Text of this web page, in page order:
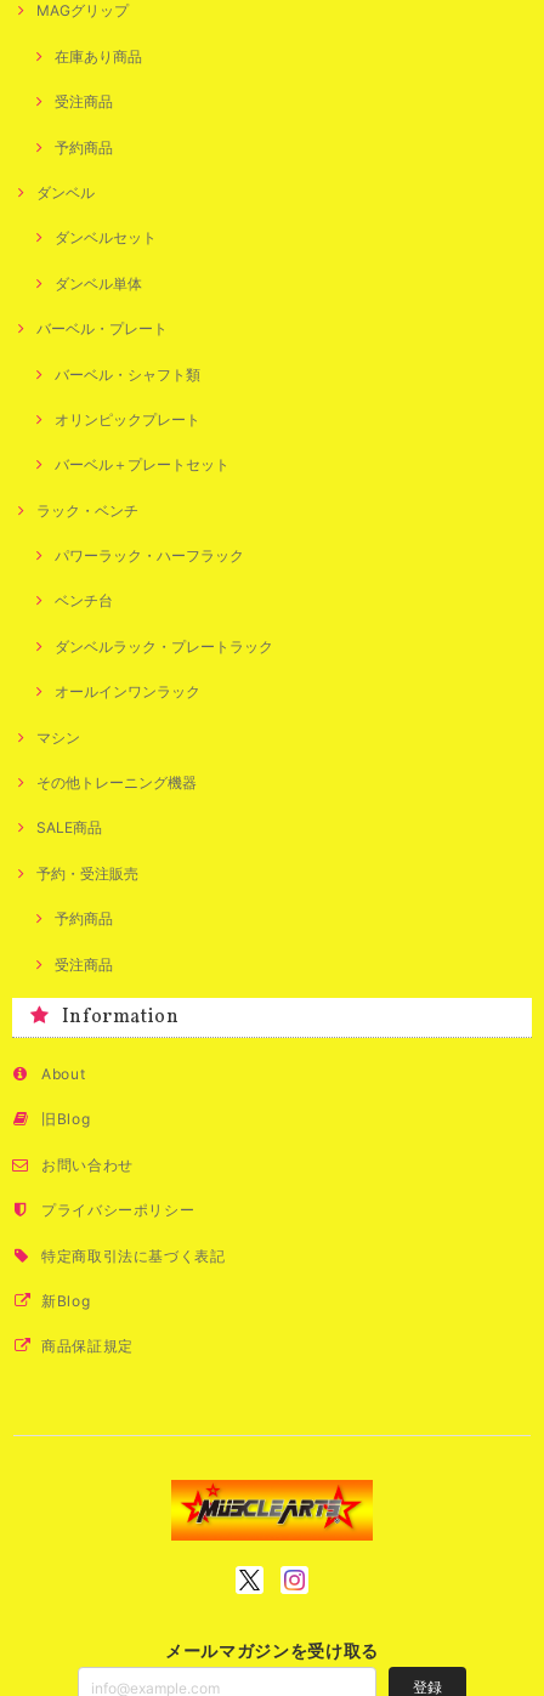
MAGグリップ
在庫あり商品
受注商品
予約商品
ダンベル
ダンベルセット
ダンベル単体
バーベル・プレート
バーベル・シャフト類
オリンピックプレート
バーベル＋プレートセット
ラック・ベンチ
パワーラック・ハーフラック
ベンチ台
ダンベルラック・プレートラック
オールインワンラック
マシン
その他トレーニング機器
SALE商品
予約・受注販売
予約商品
受注商品
Information
About
旧Blog
お問い合わせ
プライバシーポリシー
特定商取引法に基づく表記
新Blog
商品保証規定
メールマガジンを受け取る
登録